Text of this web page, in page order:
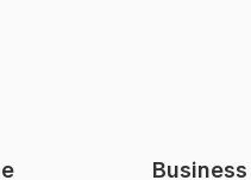
Business